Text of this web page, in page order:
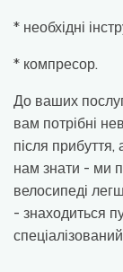
* необхідні
* компресор.
До ваших
вам потрібні
після
нам знати - ми
велосипеді
- знаходиться